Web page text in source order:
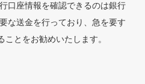
口座情報を確認できるのは銀行
な送金を行っており、急を要す
とをお勧めいたします。